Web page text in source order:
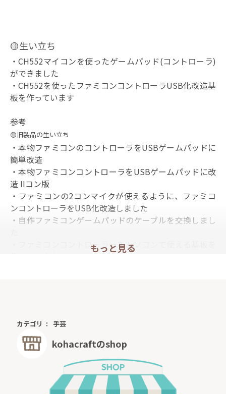
🟡生い立ち
・CH552マイコンを使ったゲームパッド(コントローラ)
ができました
・CH552を使ったファミコンコントローラUSB化改造基
板を作っています
参考
🟡旧製品の生い立ち
・本物ファミコンのコントローラをUSBゲームパッドに
簡単改造
・本物ファミコンコントローラをUSBゲームパッドに改
造 IIコン版
・ ファミコンの2コンマイクが使えるように、ファミコ
ンコントローラをUSB化改造しました
・ 自作ファミコンゲームパッドのケーブルを交換しまし
ファミコンコントローラーをパソコンで使える基板を
もっと見る
カテゴリ 手芸
kohacraftのshop